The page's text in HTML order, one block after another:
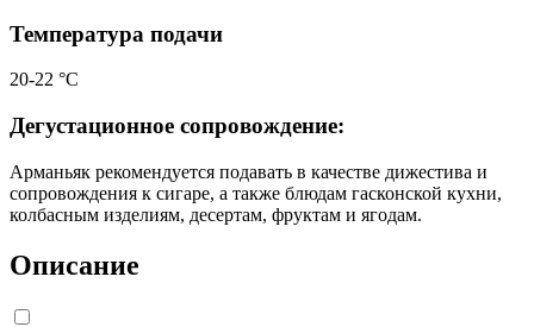
Температура подачи
20-22 °С
Дегустационное сопровождение:
Арманьяк рекомендуется подавать в качестве дижестива и
сопровождения к сигаре, а также блюдам гасконской кухни,
колбасным изделиям, десертам, фруктам и ягодам.
Описание